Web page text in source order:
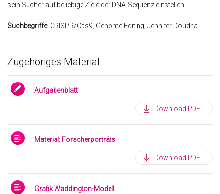
sein Sucher auf beliebige Ziele der DNA-Sequenz einstellen.
Suchbegriffe: CRISPR/Cas9, Genome Editing, Jennifer Doudna
Zugehöriges Material
Aufgabenblatt
Download PDF
Material: Forscherporträts
Download PDF
Grafik Waddington-Modell